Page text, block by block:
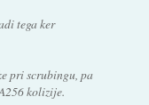
tega ker
pri scrubingu, pa
kolizije.